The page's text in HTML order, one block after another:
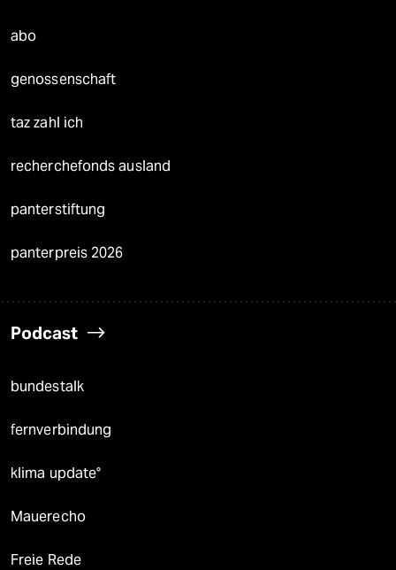
abo
genossenschaft
taz zahl ich
recherchefonds ausland
panterstiftung
panterpreis 2026
Podcast
bundestalk
fernverbindung
klima update°
Mauerecho
Freie Rede